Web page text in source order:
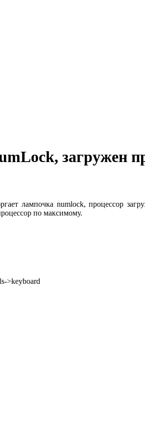
загружен
лампочка numlock, процессор
по максимому.
>keyboard